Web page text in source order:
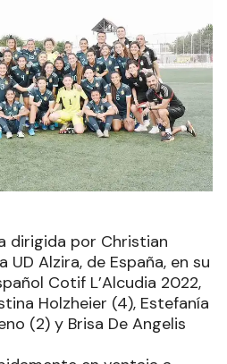
dirigida por Christian
UD Alzira, de España, en su
Cotif L’Alcudia 2022,
Holzheier (4), Estefanía
(2) y Brisa De Angelis